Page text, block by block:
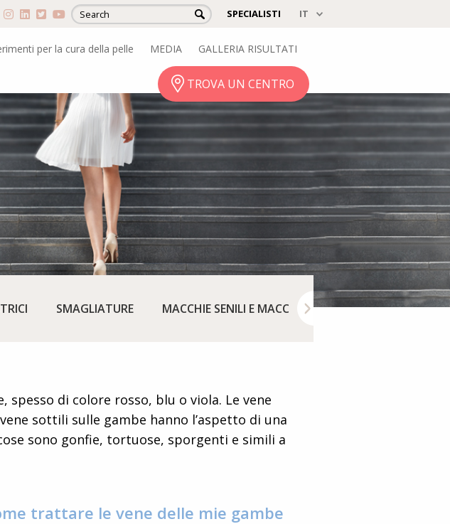
SPECIALISTI
per la cura della pelle MEDIA GALLERIA RISULTATI
TROVA UN CENTRO
SMAGLIATURE MACCHIE SENILI E MACCHIE SOLARI VOGLIE
spesso di colore rosso, blu o viola. Le vene
sottili sulle gambe hanno l’aspetto di una
sono gonfie, tortuose, sporgenti e simili a
trattare le vene delle mie gambe